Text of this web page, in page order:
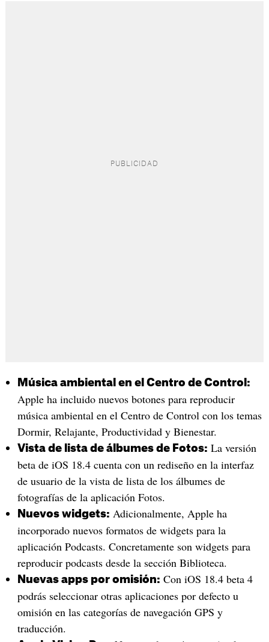
Música ambiental en el Centro de Control:
Apple ha incluido nuevos botones para reproducir
música ambiental en el Centro de Control con los temas
Dormir, Relajante, Productividad y Bienestar.
Vista de lista de álbumes de Fotos: La versión
beta de iOS 18.4 cuenta con un rediseño en la interfaz
de usuario de la vista de lista de los álbumes de
fotografías de la aplicación Fotos.
Nuevos widgets: Adicionalmente, Apple ha
incorporado nuevos formatos de widgets para la
aplicación Podcasts. Concretamente son widgets para
reproducir podcasts desde la sección Biblioteca.
Nuevas apps por omisión: Con iOS 18.4 beta 4
podrás seleccionar otras aplicaciones por defecto u
omisión en las categorías de navegación GPS y
traducción.